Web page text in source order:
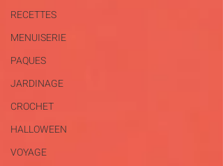
RECETTES
MENUISERIE
PAQUES
JARDINAGE
CROCHET
HALLOWEEN
VOYAGE